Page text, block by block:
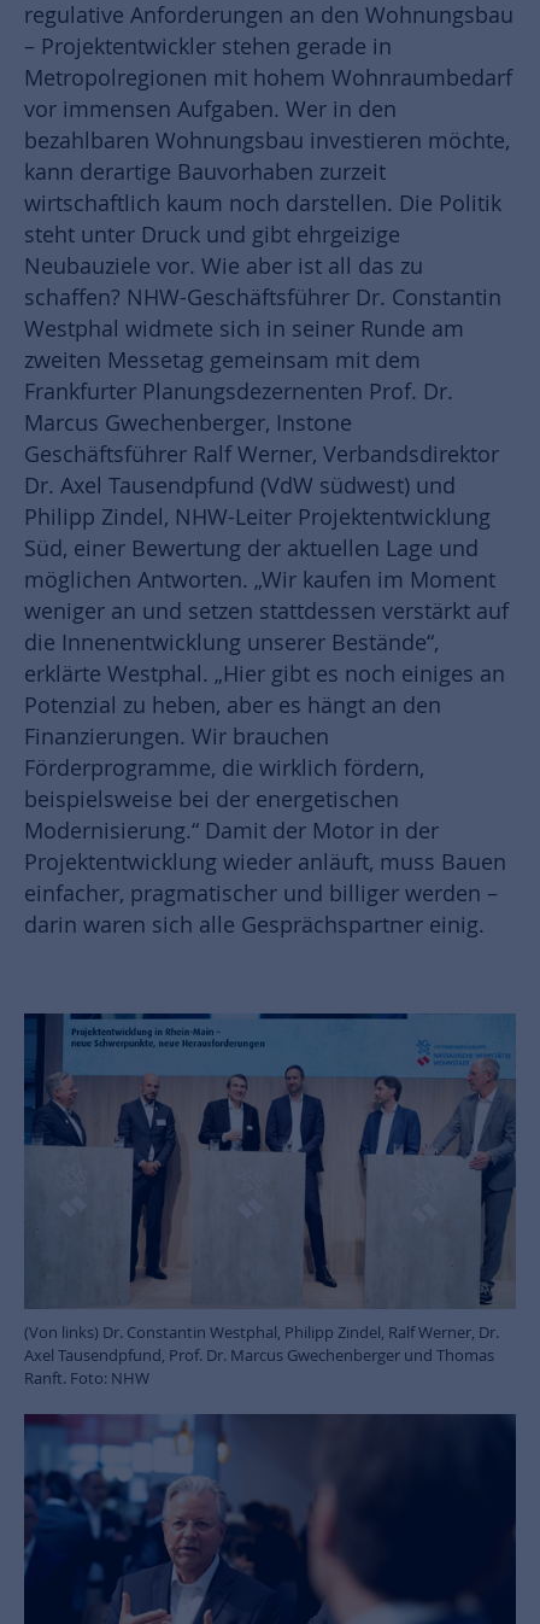
regulative Anforderungen an den Wohnungsbau
– Projektentwickler stehen gerade in
Metropolregionen mit hohem Wohnraumbedarf
vor immensen Aufgaben. Wer in den
bezahlbaren Wohnungsbau investieren möchte,
kann derartige Bauvorhaben zurzeit
wirtschaftlich kaum noch darstellen. Die Politik
steht unter Druck und gibt ehrgeizige
Neubauziele vor. Wie aber ist all das zu
schaffen? NHW-Geschäftsführer Dr. Constantin
Westphal widmete sich in seiner Runde am
zweiten Messetag gemeinsam mit dem
Frankfurter Planungsdezernenten Prof. Dr.
Marcus Gwechenberger, Instone
Geschäftsführer Ralf Werner, Verbandsdirektor
Dr. Axel Tausendpfund (VdW südwest) und
Philipp Zindel, NHW-Leiter Projektentwicklung
Süd, einer Bewertung der aktuellen Lage und
möglichen Antworten. „Wir kaufen im Moment
weniger an und setzen stattdessen verstärkt auf
die Innenentwicklung unserer Bestände“,
erklärte Westphal. „Hier gibt es noch einiges an
Potenzial zu heben, aber es hängt an den
Finanzierungen. Wir brauchen
Förderprogramme, die wirklich fördern,
beispielsweise bei der energetischen
Modernisierung.“ Damit der Motor in der
Projektentwicklung wieder anläuft, muss Bauen
einfacher, pragmatischer und billiger werden –
darin waren sich alle Gesprächspartner einig.
(Von links) Dr. Constantin Westphal, Philipp Zindel, Ralf Werner, Dr.
Axel Tausendpfund, Prof. Dr. Marcus Gwechenberger und Thomas
Ranft. Foto: NHW